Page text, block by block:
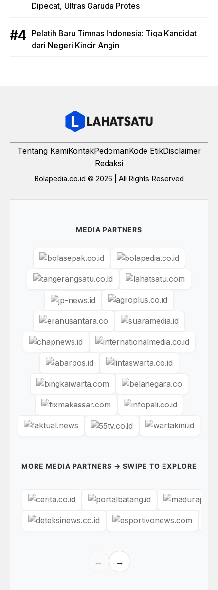
Dipecat, Ultras Garuda Protes
Pelatih Baru Timnas Indonesia: Tiga Kandidat
dari Negeri Kincir Angin
Tentang KamiKontakPedomanKode EtikDisclaimer
Redaksi
Bolapedia.co.id © 2026 | All Rights Reserved
MEDIA PARTNERS
MORE MEDIA PARTNERS → SWIPE TO EXPLORE
← →